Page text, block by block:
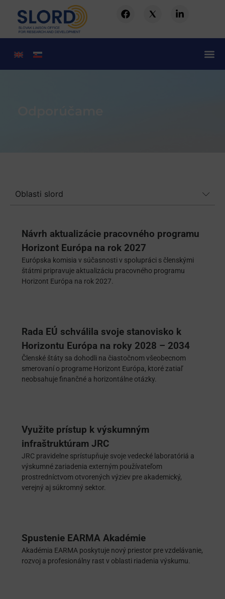
Oblasti slord
Návrh aktualizácie pracovného programu
Horizont Európa na rok 2027
Európska komisia v súčasnosti v spolupráci s členskými
štátmi pripravuje aktualizáciu pracovného programu
Horizont Európa na rok 2027.
Rada EÚ schválila svoje stanovisko k
Horizontu Európa na roky 2028 – 2034
Členské štáty sa dohodli na čiastočnom všeobecnom
smerovaní o programe Horizont Európa, ktoré zatiaľ
neobsahuje finančné a horizontálne otázky.
Využite prístup k výskumným
infraštruktúram JRC
JRC pravidelne sprístupňuje svoje vedecké laboratóriá a
výskumné zariadenia externým používateľom
prostredníctvom otvorených výziev pre akademický,
verejný aj súkromný sektor.
Spustenie EARMA Akadémie
Akadémia EARMA poskytuje nový priestor pre vzdelávanie,
rozvoj a profesionálny rast v oblasti riadenia výskumu.